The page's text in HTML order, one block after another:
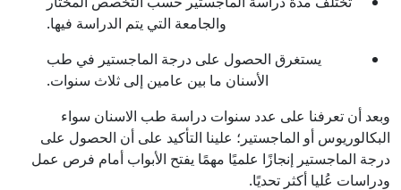
والجامعة التي يتم الدراسة فيها.
يستغرق الحصول على درجة الماجستير في طب
الأسنان ما بين عامين إلى ثلاث سنوات.
وبعد أن تعرفنا على عدد سنوات دراسة طب الاسنان سواء
البكالوريوس أو الماجستير؛ علينا التأكيد على أن الحصول على
درجة الماجستير إنجازًا علميًا مهمًا يفتح الأبواب أمام فرص عمل
ودراسات عُليا أكثر تحديًا.